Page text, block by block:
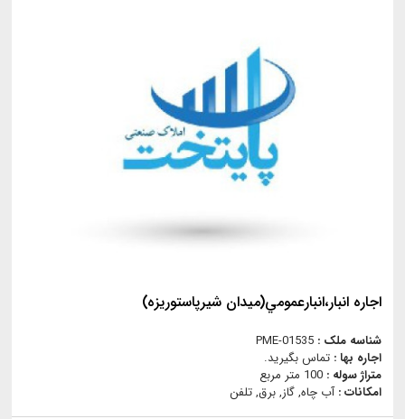
اجاره انبار،انبارعمومي(ميدان شيرپاستوريزه)
شناسه ملک : PME-01535
اجاره بها : تماس بگیرید.
متراژ سوله : 100 متر مربع
امکانات :آب چاه, گاز, برق, تلفن